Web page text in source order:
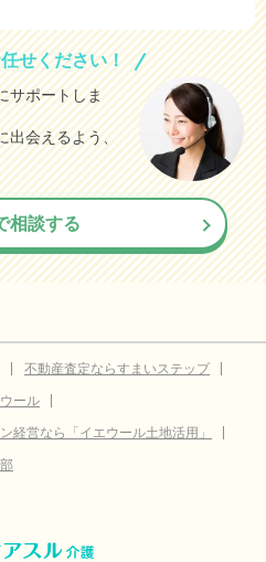
せください！
サポートしま
出会えるよう、
相談する
不動産査定ならすまいステップ
ール
経営なら「イエウール土地活用」